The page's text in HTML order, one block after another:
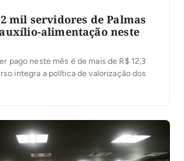
mil servidores de Palmas
alimentação neste
pago neste mês é de mais de R$ 12,3
integra a política de valorização dos